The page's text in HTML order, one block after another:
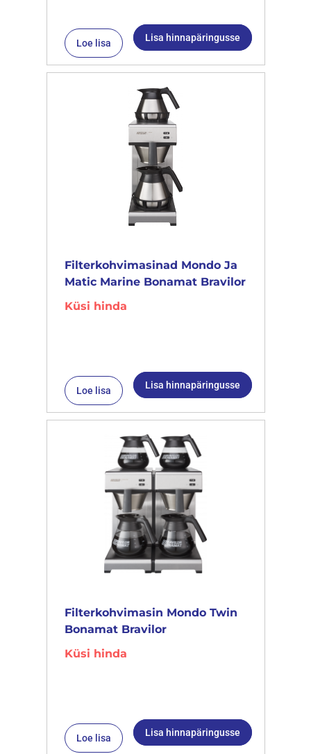
Loe lisa Lisa hinnapäringusse
Filterkohvimasinad Mondo Ja
Matic Marine Bonamat Bravilor
Küsi hinda
Loe lisa Lisa hinnapäringusse
Filterkohvimasin Mondo Twin
Bonamat Bravilor
Küsi hinda
Loe lisa Lisa hinnapäringusse